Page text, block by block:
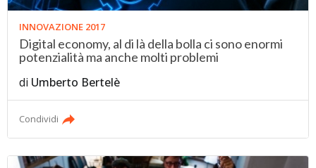
INNOVAZIONE 2017
Digital economy, al di là della bolla ci sono enormi
potenzialità ma anche molti problemi
di Umberto Bertelè
Condividi